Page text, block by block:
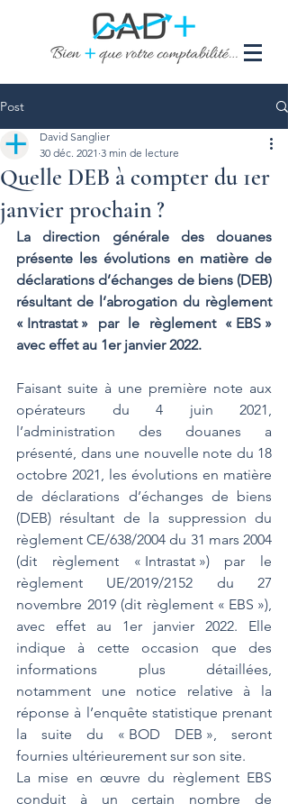
Post
Quelle DEB à compter du 1er
janvier prochain ?
David Sanglier
30 déc. 2021 3 min de lecture
La direction générale des douanes
présente les évolutions en matière de
déclarations d’échanges de biens (DEB)
résultant de l’abrogation du règlement
« Intrastat » par le règlement « EBS »
avec effet au 1er janvier 2022.
Faisant suite à une première note aux
opérateurs du 4 juin 2021,
l’administration des douanes a
présenté, dans une nouvelle note du 18
octobre 2021, les évolutions en matière
de déclarations d’échanges de biens
(DEB) résultant de la suppression du
règlement CE/638/2004 du 31 mars 2004
(dit règlement « Intrastat ») par le
règlement UE/2019/2152 du 27
novembre 2019 (dit règlement « EBS »),
avec effet au 1er janvier 2022. Elle
indique à cette occasion que des
informations plus détaillées,
notamment une notice relative à la
réponse à l’enquête statistique prenant
la suite du « BOD DEB », seront
fournies ultérieurement sur son site.
La mise en œuvre du règlement EBS
conduit à un certain nombre de